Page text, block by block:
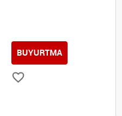
BUYURTMA